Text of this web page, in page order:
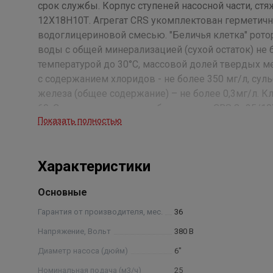
срок службы. Корпус ступеней насосной части,
12Х18Н10Т. Агрегат CRS укомплектован
водоглицериновой смесью. "Беличья клетка"
воды с общей минерализацией (сухой остаток)
температурой до 30°С, массовой долей твердых
с содержанием хлоридов - не более 350 мг/л,
железа (общее содержание) – не более 0,3мг/л.
25 — номинальная подача, м3 /ч: 10— количество
Показать полностью
Характеристики
Основные
Гарантия от производителя, мес. 36
Напряжение, Вольт 380 В
Диаметр насоса (дюйм) 6"
Номинальная подача (м3/ч) 25